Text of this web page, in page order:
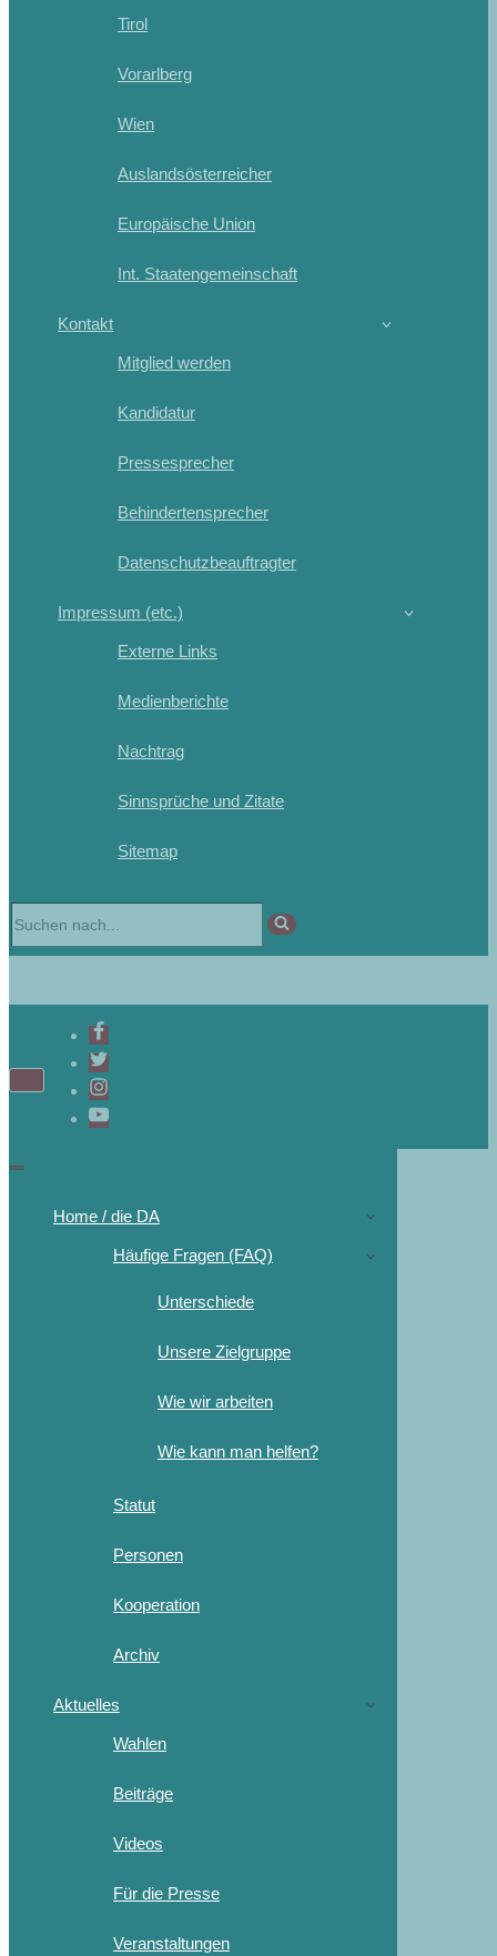
Tirol
Vorarlberg
Wien
Auslandsösterreicher
Europäische Union
Int. Staatengemeinschaft
Kontakt
Mitglied werden
Kandidatur
Pressesprecher
Behindertensprecher
Datenschutzbeauftragter
Impressum (etc.)
Externe Links
Medienberichte
Nachtrag
Sinnsprüche und Zitate
Sitemap
Home / die DA
Häufige Fragen (FAQ)
Unterschiede
Unsere Zielgruppe
Wie wir arbeiten
Wie kann man helfen?
Statut
Personen
Kooperation
Archiv
Aktuelles
Wahlen
Beiträge
Videos
Für die Presse
Veranstaltungen